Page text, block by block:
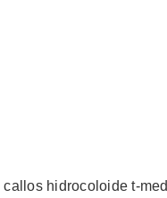
callos hidrocoloide t-